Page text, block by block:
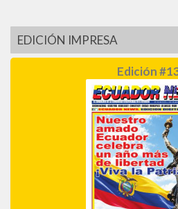
EDICIÓN IMPRESA
Edición